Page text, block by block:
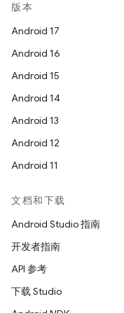
版本
Android 17
Android 16
Android 15
Android 14
Android 13
Android 12
Android 11
文档和下载
Android Studio 指南
开发者指南
API 参考
下载 Studio